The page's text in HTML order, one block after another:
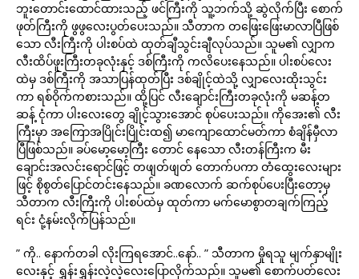
ဘူးတောင်းထောင်ထားသည့် ဖင်ကြီးကို သူ့ဘက်သို့ ဆွဲလိုက်ပြီး စောက်
ဖုတ်ကြီးကို ဖွဖွလေးပွတ်ပေးသည်။ သီတာက တဖြေးဖြေးမာလာပြီဖြစ်
သော လီးကြီးကို ပါးစပ်ထဲ ထုတ်ချီသွင်းချီလုပ်သည်။ သူမ၏ လျှာက
လီးထိပ်ဖူးကြီးတခုလုံးနှင့် ဒစ်ကြီးကို ကလိပေးနေသည်။ ပါးစပ်လေး
ထဲမှ ဒစ်ကြီးကို အသာပြန်ထုတ်ပြီး ဒစ်ချိုင့်ထဲသို့ လျှာလေးထိုးသွင်း
ကာ ရစ်ဝိုက်ကစားသည်။ ထို့ပြင် လီးချောင်းကြီးတခုလုံးကို မဆန့်တ
ဆန့် ငုံကာ ပါးလေးတွေ ချိုင့်သွားအောင် စုပ်ပေးသည်။ ကိုအေး၏ လီး
ကြီးမှာ အကြောအပြိုင်းပြိုင်းထ၍ မာကျောထောင်မတ်ကာ စံချိန်မှီလာ
ပြီဖြစ်သည်။ ခပ်မော့မော့ကြီး တောင် နေသော လီးတန်ကြီးက မီး
ချောင်းအလင်းရောင်ဖြင့် တဖျတ်ဖျတ် တောက်ပကာ တံထွေးလေးများ
ဖြင့် စိုစွတ်ပြောင်တင်းနေသည်။ ခဏလောက် ဆက်စုပ်ပေးပြီးတော့မှ
သီတာက လီးကြီးကို ပါးစပ်ထဲမှ ထုတ်ကာ မက်မောစွာတချက်ကြည့်
ရင်း ငုံ့နမ်းလိုက်ပြန်သည်။
” ကို.. နောက်တခါ လိုးကြရအောင်..နော်.. ” သီတာက မှိုရသူ မျက်နှာမျိုး
လေးနှင့် ရွှန်းရွှန်းလဲ့လဲ့လေးပြောလိုက်သည်။ သူမ၏ စောက်ပတ်လေး